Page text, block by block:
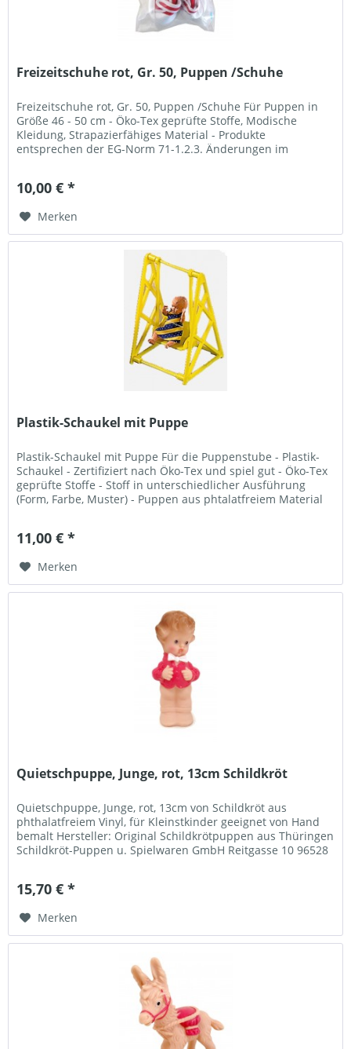
Freizeitschuhe rot, Gr. 50, Puppen /Schuhe
Freizeitschuhe rot, Gr. 50, Puppen /Schuhe Für Puppen in
Größe 46 - 50 cm - Öko-Tex geprüfte Stoffe, Modische
Kleidung, Strapazierfähiges Material - Produkte
entsprechen der EG-Norm 71-1.2.3. Änderungen im
10,00 € *
Merken
Plastik-Schaukel mit Puppe
Plastik-Schaukel mit Puppe Für die Puppenstube - Plastik-
Schaukel - Zertifiziert nach Öko-Tex und spiel gut - Öko-Tex
geprüfte Stoffe - Stoff in unterschiedlicher Ausführung
(Form, Farbe, Muster) - Puppen aus phtalatfreiem Material
11,00 € *
Merken
Quietschpuppe, Junge, rot, 13cm Schildkröt
Quietschpuppe, Junge, rot, 13cm von Schildkröt aus
phthalatfreiem Vinyl, für Kleinstkinder geeignet von Hand
bemalt Hersteller: Original Schildkrötpuppen aus Thüringen
Schildkröt-Puppen u. Spielwaren GmbH Reitgasse 10 96528
15,70 € *
Merken